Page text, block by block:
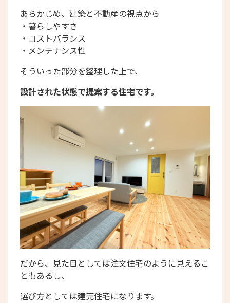
あらかじめ、建築と不動産の視点から
・暮らしやすさ
・コストバランス
・メンテナンス性
そういった部分を整理した上で、
設計された状態で提案する住宅です。
だから、見た目としては注文住宅のように見えるこ
ともあるし、
選び方としては建売住宅になります。